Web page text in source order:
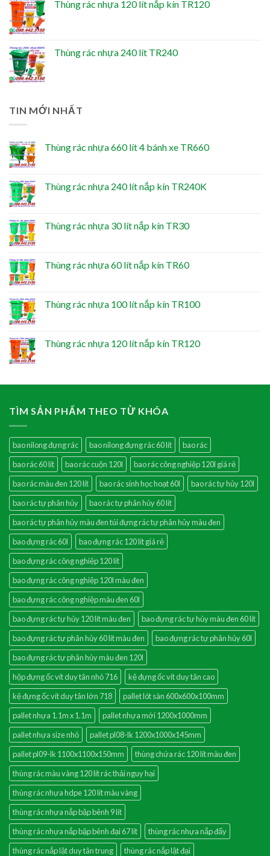
Thùng rác nhựa 120 lít nắp kín TR120
Thùng rác nhựa 240 lít TR240
TIN MỚI NHẤT
Thùng rác nhựa 660 lít 4 bánh xe TR660
Thùng rác nhựa 240 lít nắp kín TR240K
Thùng rác nhựa 30 lít nắp kín TR30
Thùng rác nhựa 60 lít nắp kín TR60
Thùng rác nhựa 100 lít nắp kín TR100
Thùng rác nhựa 120 lít nắp kín TR120
TÌM SẢN PHẨM THEO TỪ KHÓA
bao nilong đựng rác bao nilong đựng rác 60 lít
bao rác
bao rác 60 lít
bao rác cuộn 120l
bao rác công nghiệp 120l giá rẻ
bao rác màu đen 120 lít
bao rác sinh học hoạt 60l
bao rác tự hủy 120l
bao rác tự phân hủy
bao rác tự phân hủy 60 lít
bao rác tự phân hủy màu đen túi đựng rác tự phân hủy màu đen
bao đựng rác 60l
bao đựng rác 120 lít giá rẻ
bao đựng rác công nghiệp 120 lít
bao đựng rác công nghiệp 120l màu đen
bao đựng rác công nghiệp màu đen 60l
bao đựng rác tự hủy 120 lít màu đen
bao đựng rác tự hủy màu đen 60 lít
bao đựng rác tự phân hủy 60 lít màu đen
bao đựng rác tự phân hủy 60l
bao đựng rác tự phân hủy màu đen 120l
hộp đựng ốc vít duy tân nhỏ 716
kệ đựng ốc vít duy tân cao
kệ đựng ốc vít duy tân lớn 718
pallet lót sàn 600x600x100mm
pallet nhựa 1.1m x 1.1m
pallet nhựa mới 1200x1000mm
pallet nhựa size nhỏ
pallet pl08-lk 1200x1000x145mm
pallet pl09-lk 1100x1100x150mm
thùng chứa rác 120 lít màu đen
thùng rác màu vàng 120 lít rác thải nguy hại
thùng rác nhựa hdpe 120 lít màu vàng
thùng rác nhựa nắp bập bênh 9 lít
thùng rác nhựa nắp bập bênh đại 67 lít
thùng rác nhựa nắp đẩy
thùng rác nắp lật duy tân trung
thùng rác nắp lật đại